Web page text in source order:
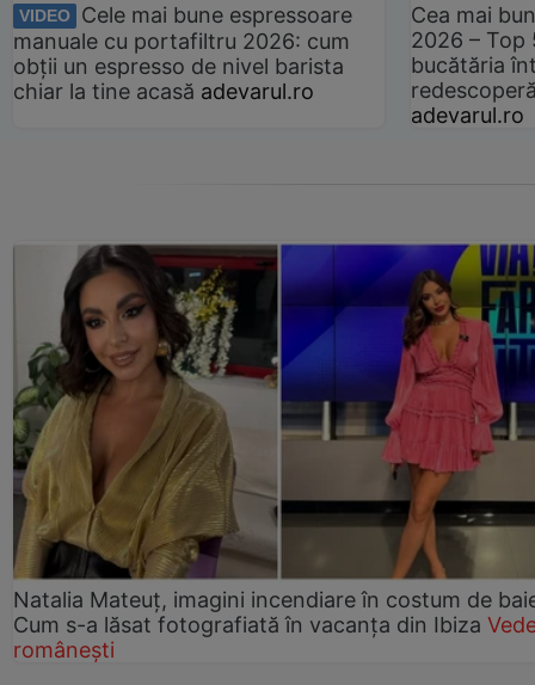
VIDEO
Cele mai bune espressoare
manuale cu portafiltru 2026: cum
obții un espresso de nivel barista
chiar la tine acasă adevarul.ro
Cea mai
2026 –
bucătăria
adevarul.ro
Natalia Mateuț, imagini incendiare în costum de
Cum s-a lăsat fotografiată în vacanța din Ibiza
românești